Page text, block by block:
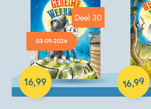
Deel 30
03-09-2026
16,99
Hardcover 16,99